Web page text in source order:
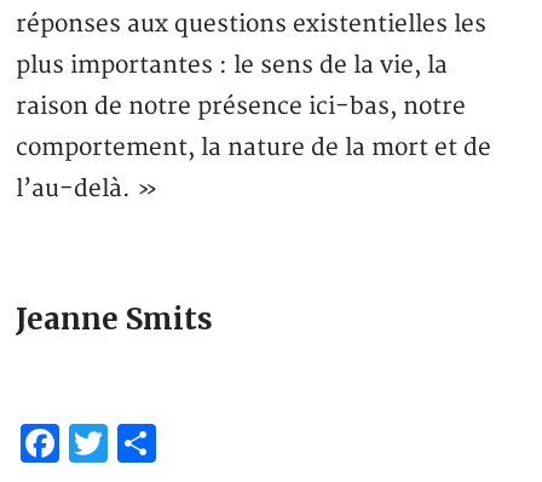
réponses aux questions existentielles les
plus importantes : le sens de la vie, la
raison de notre présence ici-bas, notre
comportement, la nature de la mort et de
l’au-delà. »
Jeanne Smits
Facebook
Twitter